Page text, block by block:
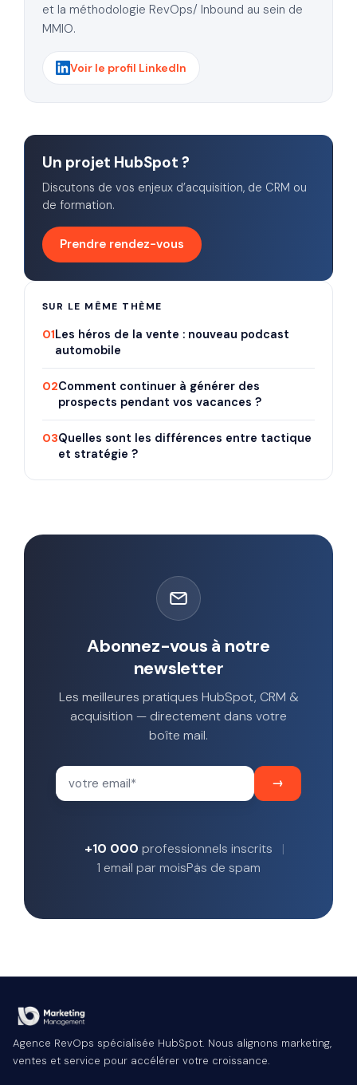
et la méthodologie RevOps/ Inbound au sein de
MMIO.
Voir le profil LinkedIn
Un projet HubSpot ?
Discutons de vos enjeux d’acquisition, de CRM ou
de formation.
Prendre rendez-vous
SUR LE MÊME THÈME
01Les héros de la vente : nouveau podcast
automobile
02Comment continuer à générer des
prospects pendant vos vacances ?
03Quelles sont les différences entre tactique
et stratégie ?
Abonnez-vous à notre
newsletter
Les meilleures pratiques HubSpot, CRM &
acquisition — directement dans votre
boîte mail.
+10 000 professionnels inscrits
1 email par moisPas de spam
Agence RevOps spécialisée HubSpot. Nous alignons marketing,
ventes et service pour accélérer votre croissance.